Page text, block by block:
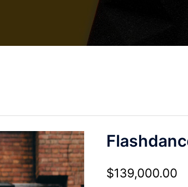
$139,000.00